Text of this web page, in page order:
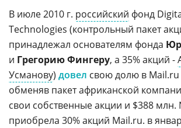
В июле 2010 г. российский фонд
Technologies (контрольный пакет
принадлежал основателям фонда
и Грегорию Фингеру, а 35% акций -
Усманову) довел свою долю в Mail.ru
обменяв пакет африканской
свои собственные акции и $388 млн.
приобрела 30% акций Mail.ru. в